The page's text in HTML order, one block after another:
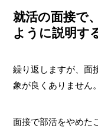
就活の面接で
ように説明す
繰り返しますが、面
象が良くありません。
面接で部活をやめた